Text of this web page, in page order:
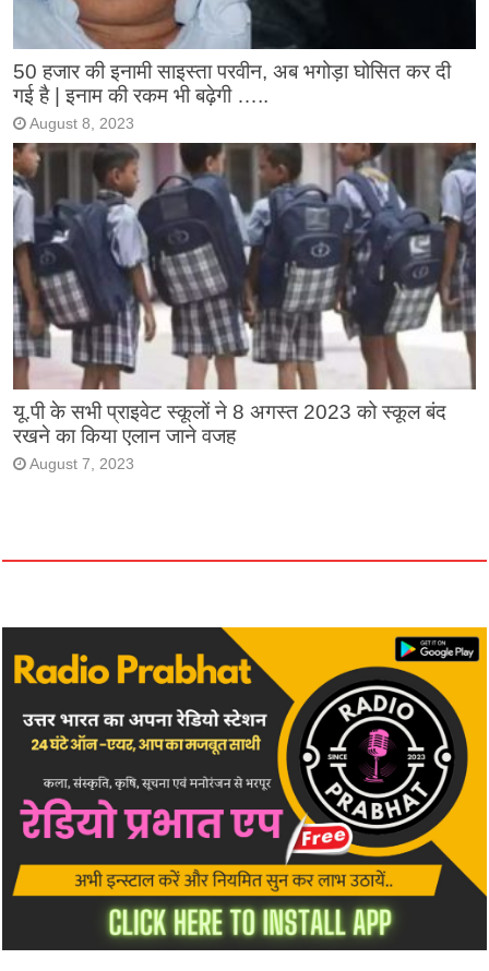
50 हजार की इनामी साइस्ता परवीन, अब भगोड़ा घोसित कर दी
गई है | इनाम की रकम भी बढ़ेगी …..
August 8, 2023
यू.पी के सभी प्राइवेट स्कूलों ने 8 अगस्त 2023 को स्कूल बंद
रखने का किया एलान जाने वजह
August 7, 2023